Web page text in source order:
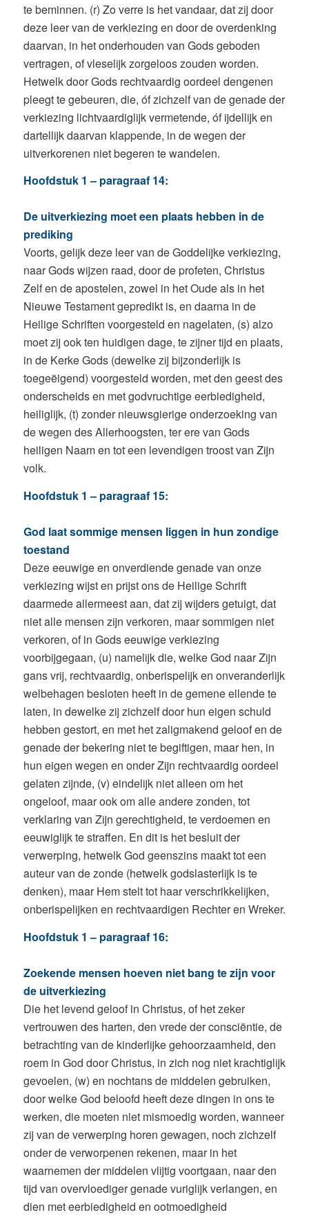
te beminnen. (r) Zo verre is het vandaar, dat zij door
deze leer van de verkiezing en door de overdenking
daarvan, in het onderhouden van Gods geboden
vertragen, of vleselijk zorgeloos zouden worden.
Hetwelk door Gods rechtvaardig oordeel dengenen
pleegt te gebeuren, die, óf zichzelf van de genade der
verkiezing lichtvaardiglijk vermetende, óf ijdellijk en
dartellijk daarvan klappende, in de wegen der
uitverkorenen niet begeren te wandelen.
Hoofdstuk 1 – paragraaf 14:
De uitverkiezing moet een plaats hebben in de
prediking
Voorts, gelijk deze leer van de Goddelijke verkiezing,
naar Gods wijzen raad, door de profeten, Christus
Zelf en de apostelen, zowel in het Oude als in het
Nieuwe Testament gepredikt is, en daarna in de
Heilige Schriften voorgesteld en nagelaten, (s) alzo
moet zij ook ten huidigen dage, te zijner tijd en plaats,
in de Kerke Gods (dewelke zij bijzonderlijk is
toegeëigend) voorgesteld worden, met den geest des
onderscheids en met godvruchtige eerbiedigheid,
heiliglijk, (t) zonder nieuwsgierige onderzoeking van
de wegen des Allerhoogsten, ter ere van Gods
heiligen Naam en tot een levendigen troost van Zijn
volk.
Hoofdstuk 1 – paragraaf 15:
God laat sommige mensen liggen in hun zondige
toestand
Deze eeuwige en onverdiende genade van onze
verkiezing wijst en prijst ons de Heilige Schrift
daarmede allermeest aan, dat zij wijders getuigt, dat
niet alle mensen zijn verkoren, maar sommigen niet
verkoren, of in Gods eeuwige verkiezing
voorbijgegaan, (u) namelijk die, welke God naar Zijn
gans vrij, rechtvaardig, onberispelijk en onveranderlijk
welbehagen besloten heeft in de gemene ellende te
laten, in dewelke zij zichzelf door hun eigen schuld
hebben gestort, en met het zaligmakend geloof en de
genade der bekering niet te begiftigen, maar hen, in
hun eigen wegen en onder Zijn rechtvaardig oordeel
gelaten zijnde, (v) eindelijk niet alleen om het
ongeloof, maar ook om alle andere zonden, tot
verklaring van Zijn gerechtigheid, te verdoemen en
eeuwiglijk te straffen. En dit is het besluit der
verwerping, hetwelk God geenszins maakt tot een
auteur van de zonde (hetwelk godslasterlijk is te
denken), maar Hem stelt tot haar verschrikkelijken,
onberispelijken en rechtvaardigen Rechter en Wreker.
Hoofdstuk 1 – paragraaf 16:
Zoekende mensen hoeven niet bang te zijn voor
de uitverkiezing
Die het levend geloof in Christus, of het zeker
vertrouwen des harten, den vrede der consciëntie, de
betrachting van de kinderlijke gehoorzaamheid, den
roem in God door Christus, in zich nog niet krachtiglijk
gevoelen, (w) en nochtans de middelen gebruiken,
door welke God beloofd heeft deze dingen in ons te
werken, die moeten niet mismoedig worden, wanneer
zij van de verwerping horen gewagen, noch zichzelf
onder de verworpenen rekenen, maar in het
waarnemen der middelen vlijtig voortgaan, naar den
tijd van overvloediger genade vuriglijk verlangen, en
dien met eerbiedigheid en ootmoedigheid